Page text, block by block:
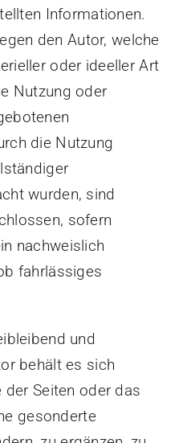
Informationen.
den Autor, welche
oder ideeller Art
Nutzung oder
die Nutzung
wurden, sind
sofern
nachweislich
fahrlässiges
und
behält es sich
der Seiten oder das
gesonderte